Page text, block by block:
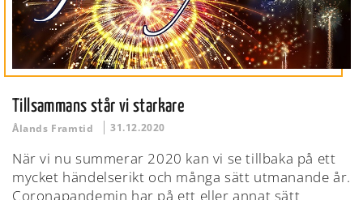
Tillsammans står vi starkare
Ålands Framtid 31.12.2020
När vi nu summerar 2020 kan vi se tillbaka på ett
mycket händelserikt och många sätt utmanande år.
Coronapandemin har på ett eller annat sätt